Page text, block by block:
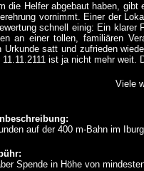
die Helfer abgebaut haben,
vornimmt. Einer der
schnell einig: Ein klarer
an einer tollen, familiären
Urkunde satt und zufrieden
11.11.2111 ist ja nicht mehr
Viele
auf der 400 m-Bahn im
Spende in Höhe von